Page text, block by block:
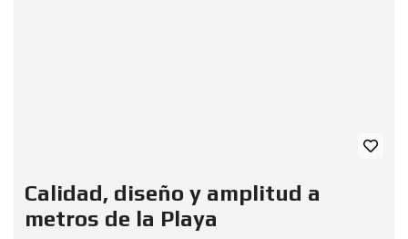
Calidad, diseño y amplitud a
metros de la Playa